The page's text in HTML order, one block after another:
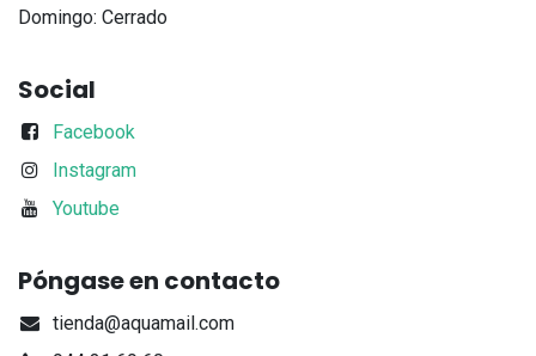
Domingo: Cerrado
Social
Facebook
Instagram
Youtube
Póngase en contacto
tienda@aquamail.com